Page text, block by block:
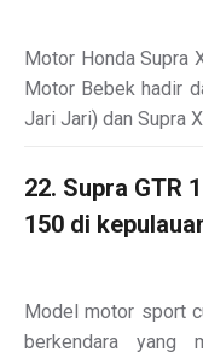
Motor Honda Supra
Motor Bebek hadir
Jari Jari) dan Supra
22. Supra GTR
150 di
Model motor sport
berkendara yang